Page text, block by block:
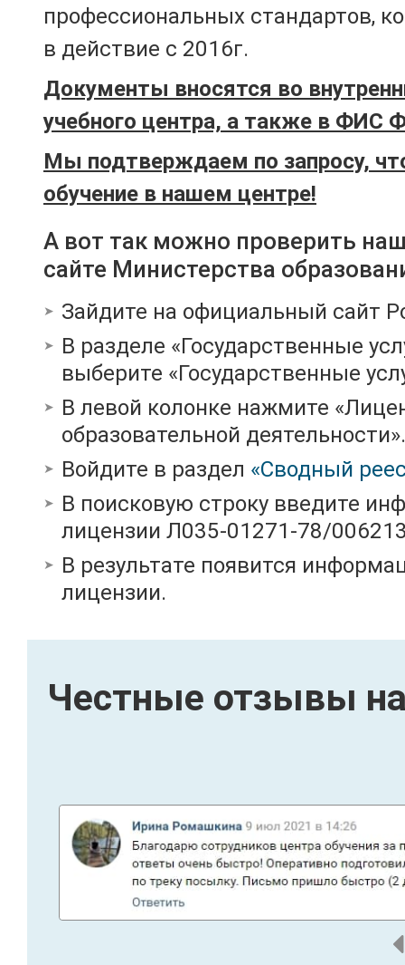
профессиональных стандартов,
в действие с 2016г.
Документы вносятся во
учебного центра, а также в ФИС
Мы подтверждаем по запросу,
обучение в нашем центре!
А вот так можно проверить
сайте Министерства
Зайдите на официальный сайт
В разделе «Государственные
выберите «Государственные
В левой колонке нажмите
образовательной деятельности».
Войдите в раздел «Сводный
В поисковую строку введите
лицензии Л035-01271-78/
В результате появится
лицензии.
Честные отзывы